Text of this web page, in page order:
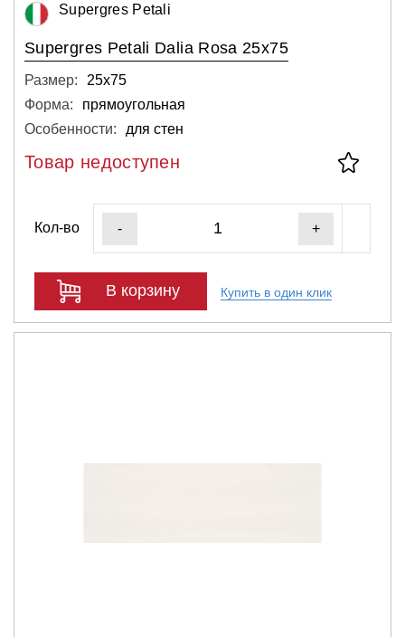
Supergres Petali
Supergres Petali Dalia Rosa 25x75
Размер:
25х75
Форма:
прямоугольная
Особенности:
для стен
Товар недоступен
Кол-во - +
В корзину Купить в один клик